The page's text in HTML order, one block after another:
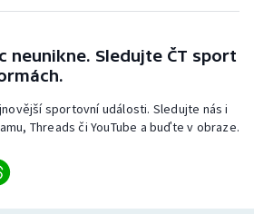
neunikne. Sledujte ČT sport
sportovní události. Sledujte nás i
Threads či YouTube a buďte v obraze.